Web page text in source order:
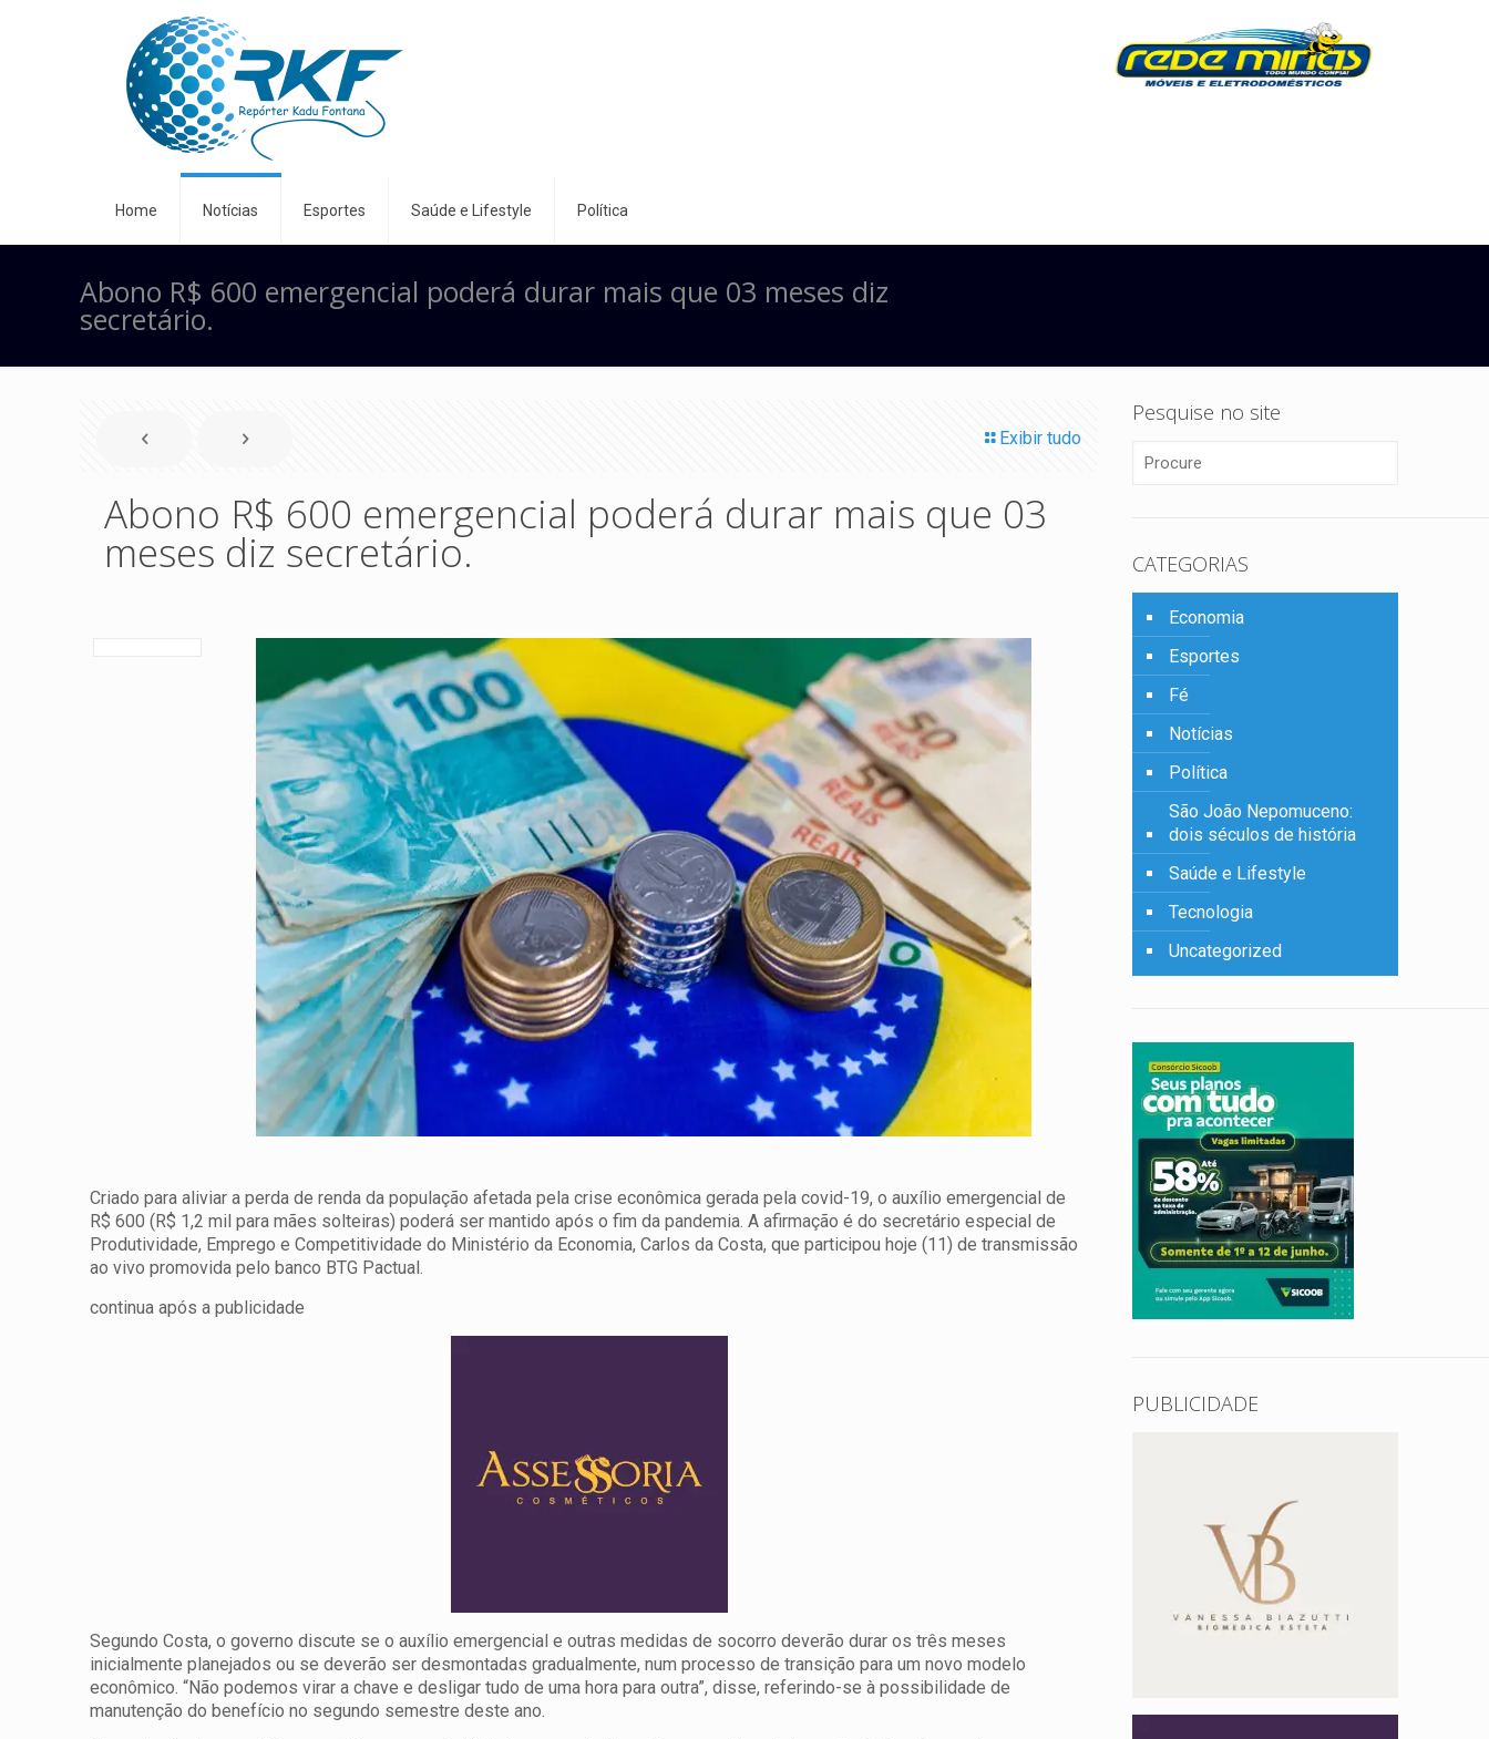
Home Notícias Esportes Saúde e Lifestyle Política
Abono R$ 600 emergencial poderá durar mais que 03 meses diz
secretário.
Exibir tudo
Abono R$ 600 emergencial poderá durar mais que 03
meses diz secretário.
Criado para aliviar a perda de renda da população afetada pela crise econômica gerada pela covid-19, o auxílio emergencial de
R$ 600 (R$ 1,2 mil para mães solteiras) poderá ser mantido após o fim da pandemia. A afirmação é do secretário especial de
Produtividade, Emprego e Competitividade do Ministério da Economia, Carlos da Costa, que participou hoje (11) de transmissão
ao vivo promovida pelo banco BTG Pactual.
continua após a publicidade
Segundo Costa, o governo discute se o auxílio emergencial e outras medidas de socorro deverão durar os três meses
inicialmente planejados ou se deverão ser desmontadas gradualmente, num processo de transição para um novo modelo
econômico. “Não podemos virar a chave e desligar tudo de uma hora para outra”, disse, referindo-se à possibilidade de
manutenção do benefício no segundo semestre deste ano.
Pesquise no site
CATEGORIAS
Economia
Esportes
Fé
Notícias
Política
São João Nepomuceno:
dois séculos de história
Saúde e Lifestyle
Tecnologia
Uncategorized
PUBLICIDADE